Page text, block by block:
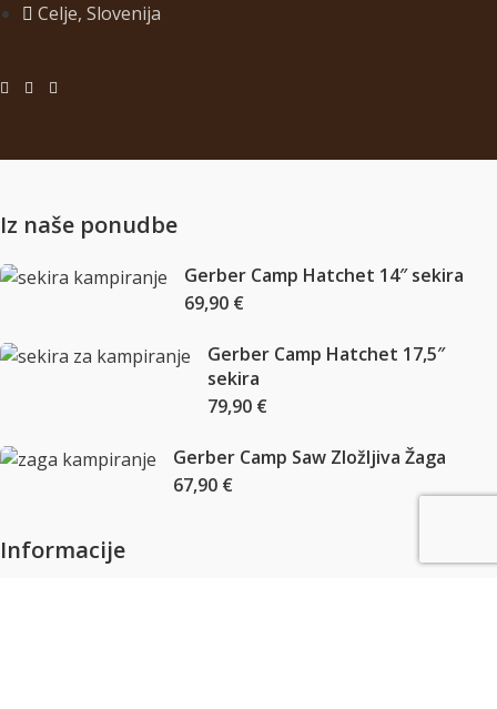
Celje, Slovenija
Iz naše ponudbe
Gerber Camp Hatchet 14″ sekira
69,90 €
Gerber Camp Hatchet 17,5″
sekira
79,90 €
Gerber Camp Saw Zložljiva Žaga
67,90 €
Informacije